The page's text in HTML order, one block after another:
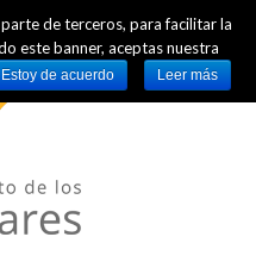
WEBSITE
de terceros, para facilitar la
este banner, aceptas nuestra
Estoy de acuerdo Leer más